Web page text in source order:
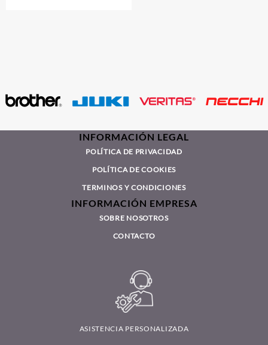
INFORMACIÓN LEGAL
POLÍTICA DE PRIVACIDAD
POLÍTICA DE COOKIES
TERMINOS Y CONDICIONES
INFORMACIÓN EMPRESA
SOBRE NOSOTROS
CONTACTO
ASISTENCIA PERSONALIZADA